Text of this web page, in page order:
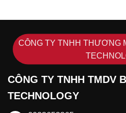
CÔNG TY TNHH THƯƠNG
CÔNG TY TNHH TMDV
TECHNOLOGY